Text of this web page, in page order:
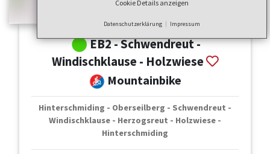
Cookie Details anzeigen
Datenschutzerklärung Impressum
EB2 - Schwendreut -
Windischklause - Holzwiese
Mountainbike
Hinterschmiding - Oberseilberg - Schwendreut -
Windischklause - Herzogsreut - Holzwiese -
Hinterschmiding